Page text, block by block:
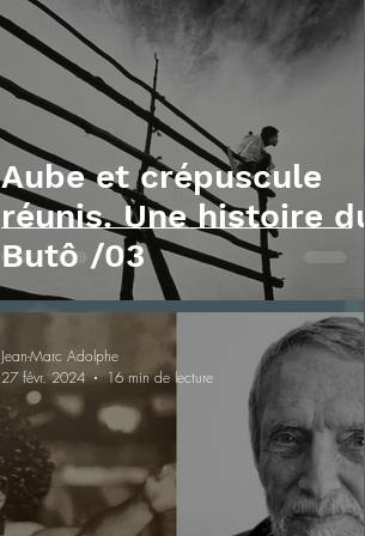
Aube et crépuscule
réunis. Une histoire du
Butô /03
Jean-Marc Adolphe
27 févr. 2024
16 min de lecture